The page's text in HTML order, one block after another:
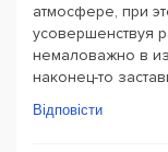
атмосфере, при
усовершенствуя
немаловажно в
наконец-то
Відповісти